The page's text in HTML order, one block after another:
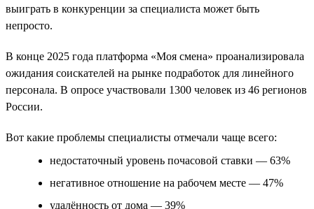
выиграть в конкуренции за специалиста может быть
непросто.
В конце 2025 года платформа «Моя смена» проанализировала
ожидания соискателей на рынке подработок для линейного
персонала. В опросе участвовали 1300 человек из 46 регионов
России.
Вот какие проблемы специалисты отмечали чаще всего:
недостаточный уровень почасовой ставки — 63%
негативное отношение на рабочем месте — 47%
удалённость от дома — 39%